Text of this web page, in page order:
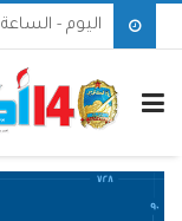
اليوم - الساعة 07:02 م بتوقيت مدينة عدن